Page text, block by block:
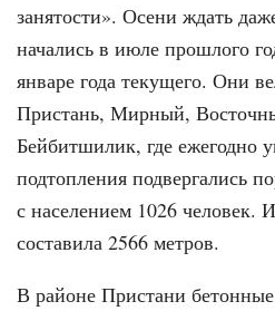
занятости». Осени ждать
начались в июле прошлого
январе года текущего. Они
Пристань, Мирный,
Бейбитшилик, где ежегодно
подтопления подвергались
с населением 1026 человек.
составила 2566 метров.
В районе Пристани